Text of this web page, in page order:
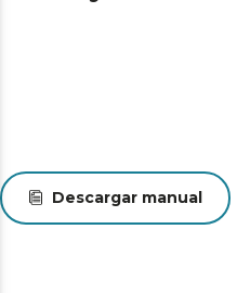
Descargar manual